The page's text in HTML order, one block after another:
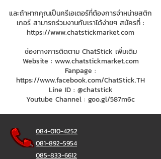
และถ้าหากคุณเป็นครีเอเตอร์ที่ต้องการจำหน่ายสติก
เกอร์ สามารถร่วมงานกับเราได้ง่ายๆ สมัครที่ :
https://www.chatstickmarket.com
ช่องทางการติดตาม ChatStick เพิ่มเติม
Website : www.chatstickmarket.com
Fanpage :
https://www.facebook.com/ChatStick.TH
Line ID : @chatstick
Youtube Channel : goo.gl/587m6c
084-010-4252
081-892-5954
085-833-6612